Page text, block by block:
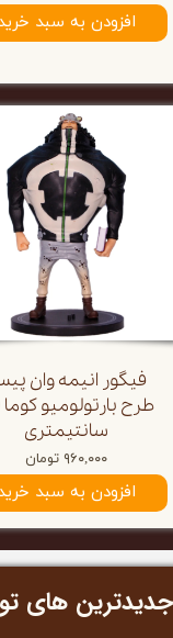
افزودن به سبد
فیگور انیمه وان
سانتیمتری
۹۶۰,۰۰۰ تومان
افزودن به سبد
جدیدترین های